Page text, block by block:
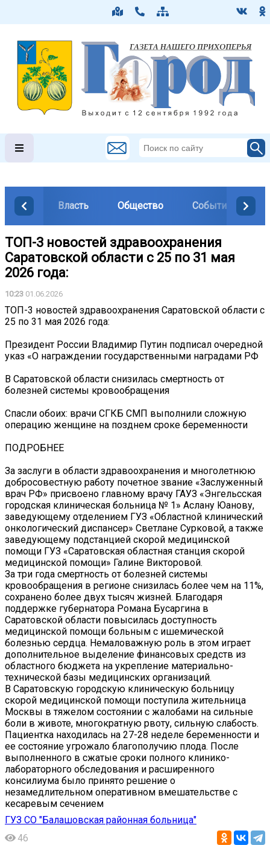
Власть Общество События
ТОП-3 новостей здравоохранения
Саратовской области с 25 по 31 мая
2026 года:
10:23 01.06.2026
ТОП-3 новостей здравоохранения Саратовской области с
25 по 31 мая 2026 года:
Президент России Владимир Путин подписал очередной
указ «О награждении государственными наградами РФ
В Саратовской области снизилась смертность от
болезней системы кровообращения
Спасли обоих: врачи СГКБ СМП выполнили сложную
операцию женщине на позднем сроке беременности
ПОДРОБНЕЕ ️
За заслуги в области здравоохранения и многолетнюю
добросовестную работу почетное звание «Заслуженный
врач РФ» присвоено главному врачу ГАУЗ «Энгельсская
городская клиническая больница № 1» Аслану Юанову,
заведующему отделением ГУЗ «Областной клинический
онкологический диспансер» Светлане Сурковой, а также
заведующему подстанцией скорой медицинской
помощи ГУЗ «Саратовская областная станция скорой
медицинской помощи» Галине Викторовой.
За три года смертность от болезней системы
кровообращения в регионе снизилась более чем на 11%,
сохранено более двух тысяч жизней. Благодаря
поддержке губернатора Романа Бусаргина в
Саратовской области повысилась доступность
медицинской помощи больным с ишемической
болезнью сердца. Немаловажную роль в этом играет
дополнительное выделение финансовых средств из
областного бюджета на укрепление материально-
технической базы медицинских организаций.
В Саратовскую городскую клиническую больницу
скорой медицинской помощи поступила жительница
Москвы в тяжелом состоянии с жалобами на сильные
боли в животе, многократную рвоту, сильную слабость.
Пациентка находилась на 27-28 неделе беременности и
ее состояние угрожало благополучию плода. После
выполненного в сжатые сроки полного клинико-
лабораторного обследования и расширенного
консилиума было принято решение о
незамедлительном оперативном вмешательстве с
кесаревым сечением
ГУЗ СО "Балашовская районная больница"
46